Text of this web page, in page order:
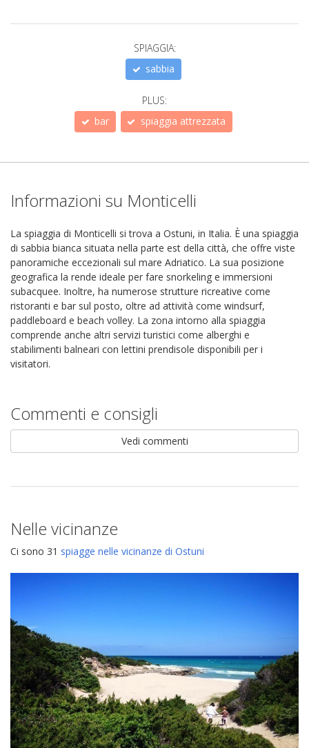
SPIAGGIA:
sabbia
PLUS:
bar
spiaggia attrezzata
Informazioni su Monticelli
La spiaggia di Monticelli si trova a Ostuni, in Italia. È una spiaggia
di sabbia bianca situata nella parte est della città, che offre viste
panoramiche eccezionali sul mare Adriatico. La sua posizione
geografica la rende ideale per fare snorkeling e immersioni
subacquee. Inoltre, ha numerose strutture ricreative come
ristoranti e bar sul posto, oltre ad attività come windsurf,
paddleboard e beach volley. La zona intorno alla spiaggia
comprende anche altri servizi turistici come alberghi e
stabilimenti balneari con lettini prendisole disponibili per i
visitatori.
Commenti e consigli
Vedi commenti
Nelle vicinanze
Ci sono 31 spiagge nelle vicinanze di Ostuni